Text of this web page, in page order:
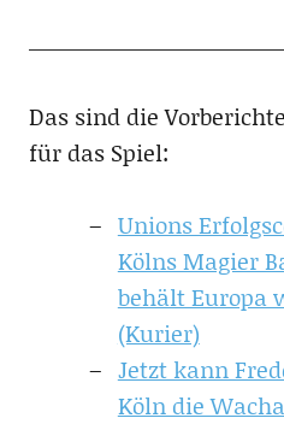
Das sind die
für das Spiel:
Unions
Kölns Magier
behält Europa
(Kurier)
Jetzt kann
Köln die